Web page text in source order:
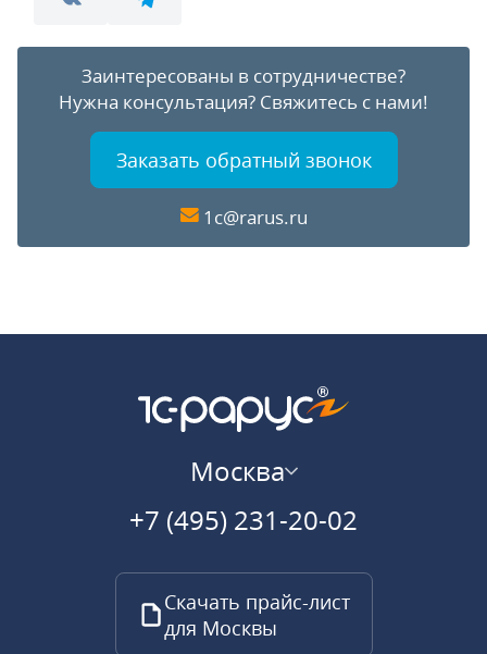
Заинтересованы в сотрудничестве?
Нужна консультация? Свяжитесь с нами!
Заказать обратный звонок
1c@rarus.ru
Москва
+7 (495) 231-20-02
Скачать прайс-лист
для Москвы